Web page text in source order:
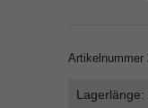
Artikelnummer
Lagerlänge: